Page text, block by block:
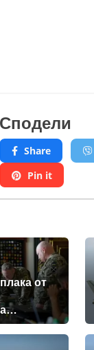
Сподели
Share
Pin it
от
ракети-
Запада